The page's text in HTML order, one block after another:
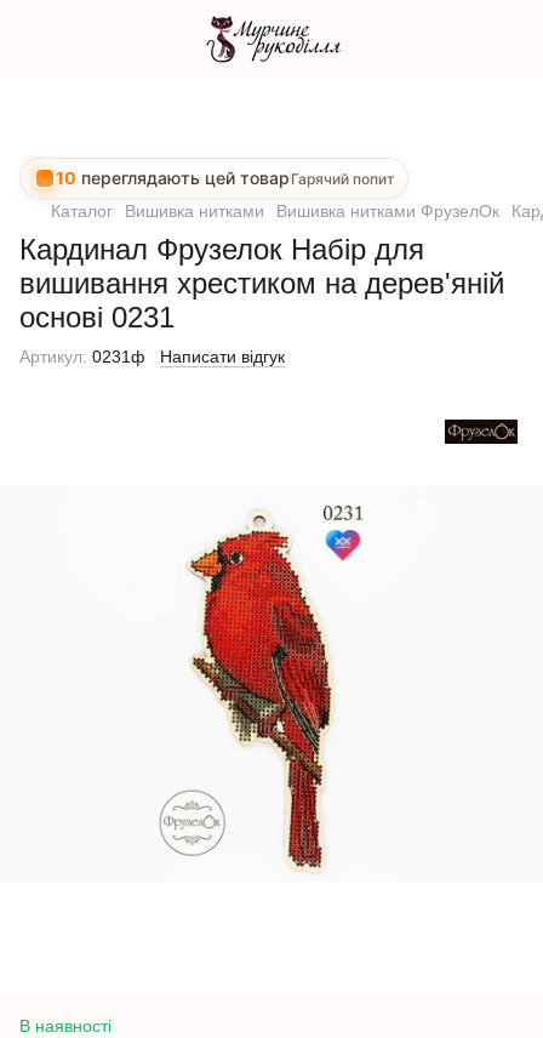
10 переглядають цей товар Гарячий попит
Каталог Вишивка нитками Вишивка нитками ФрузелОк
Кардинал Фрузелок Набір для
вишивання хрестиком на дерев'яній
основі 0231
Артикул: 0231ф Написати відгук
В наявності